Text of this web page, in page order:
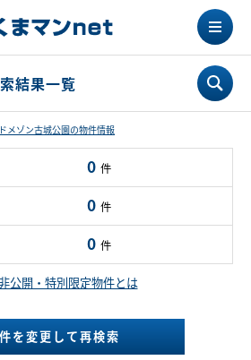
結果一覧
メゾン古城公園の物件情報
0 件
0 件
0 件
公開・特別限定物件とは
を変更して再検索